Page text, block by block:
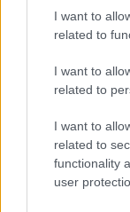
I want to
related to
I want to
related to
I want to
related to
functionality
user